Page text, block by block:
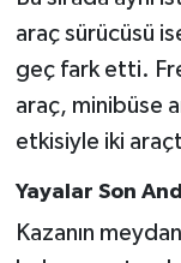
araç sürücüsü
geç fark etti.
araç, minibüse
etkisiyle iki
Yayalar Son
Kazanın